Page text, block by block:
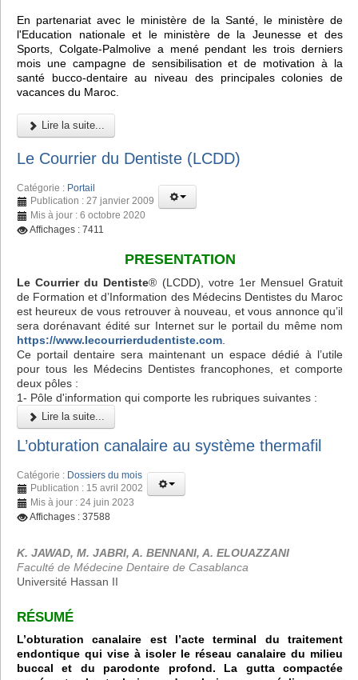
En partenariat avec le ministère de la Santé, le ministère de
l'Education nationale et le ministère de la Jeunesse et des
Sports, Colgate-Palmolive a mené pendant les trois derniers
mois une campagne de sensibilisation et de motivation à la
santé bucco-dentaire au niveau des principales colonies de
vacances du Maroc.
Lire la suite...
Le Courrier du Dentiste (LCDD)
Catégorie : Portail
Publication : 27 janvier 2009
Mis à jour : 6 octobre 2020
Affichages : 7411
PRESENTATION
Le Courrier du Dentiste® (LCDD), votre 1er Mensuel Gratuit
de Formation et d’Information des Médecins Dentistes du Maroc
est heureux de vous retrouver à nouveau, et vous annonce qu’il
sera dorénavant édité sur Internet sur le portail du même nom
https://www.lecourrierdudentiste.com
Ce portail dentaire sera maintenant un espace dédié à l’utile
pour tous les Médecins Dentistes francophones, et comporte
deux pôles :
1- Pôle d'information qui comporte les rubriques suivantes :
Lire la suite...
L’obturation canalaire au système thermafil
Catégorie : Dossiers du mois
Publication : 15 avril 2002
Mis à jour : 24 juin 2023
Affichages : 37588
K. JAWAD, M. JABRI, A. BENNANI, A. ELOUAZZANI
Faculté de Médecine Dentaire de Casablanca
Université Hassan II
RÉSUMÉ
L’obturation canalaire est l’acte terminal du traitement
endontique qui vise à isoler le réseau canalaire du milieu
buccal et du parodonte profond. La gutta compactée